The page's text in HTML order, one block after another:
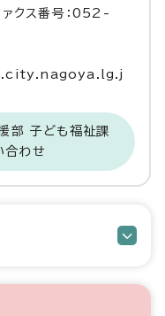
ス番号：052-
部 子ども福祉課
合わせ